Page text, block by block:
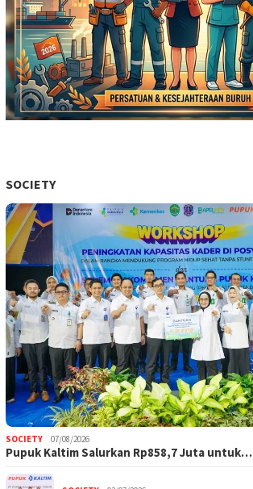
SOCIETY
SOCIETY 07/08/2026
Pupuk Kaltim Salurkan Rp858,7 Juta untuk…